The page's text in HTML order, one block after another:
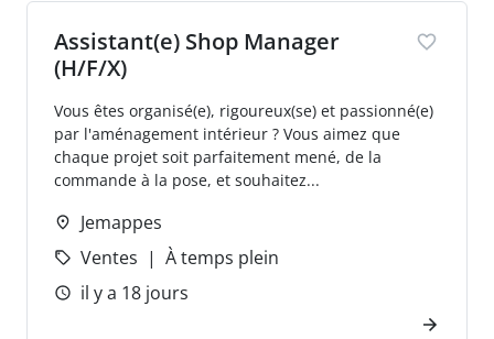
Assistant(e) Shop Manager
(H/F/X)
Vous êtes organisé(e), rigoureux(se) et passionné(e)
par l'aménagement intérieur ? Vous aimez que
chaque projet soit parfaitement mené, de la
commande à la pose, et souhaitez...
Jemappes
Ventes
À temps plein
il y a 18 jours